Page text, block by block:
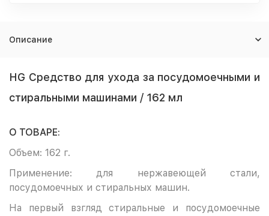
Описание
HG Средство для ухода за посудомоечными и
стиральными машинами / 162 мл
О ТОВАРЕ:
Объем: 162 г.
Применение: для нержавеющей стали,
посудомоечных и стиральных машин.
На первый взгляд стиральные и посудомоечные